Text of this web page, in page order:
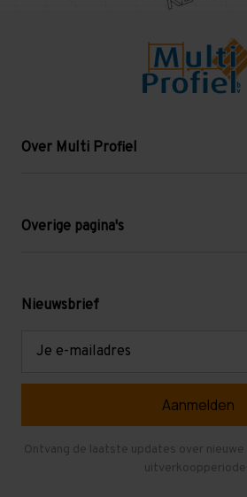
Over Multi Profiel
Blog
Levering en afhalen
Overige pagina's
Mezzanine
Verdiepingsvloeren
Gebruikte entresolvloeren
Nieuwsbrief
Ontvang de laatste updates over